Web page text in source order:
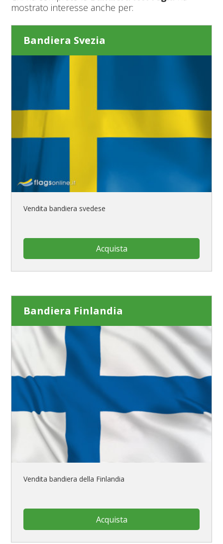
mostrato interesse anche per:
Bandiera Svezia
Vendita bandiera svedese
Acquista
Bandiera Finlandia
Vendita bandiera della Finlandia
Acquista